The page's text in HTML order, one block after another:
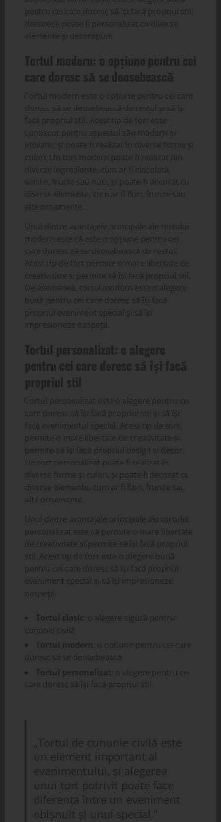
pentru cei care doresc să își facă propriul stil,
deoarece poate fi personalizat cu diverse
elemente și decorațiuni.
Tortul modern: o opțiune pentru cei
care doresc să se deosebească
Tortul modern este o opțiune pentru cei care
doresc să se deosebească de restul și să își
facă propriul stil. Acest tip de tort este
cunoscut pentru aspectul său modern și
inovativ, și poate fi realizat în diverse forme și
culori. Un tort modern poate fi realizat din
diverse ingrediente, cum ar fi ciocolată,
vanilie, fructe sau nuci, și poate fi decorat cu
diverse elemente, cum ar fi flori, frunze sau
alte ornamente.
Unul dintre avantajele principale ale tortului
modern este că este o opțiune pentru cei
care doresc să se deosebească de restul.
Acest tip de tort permite o mare libertate de
creativitate și permite să își facă propriul stil.
De asemenea, tortul modern este o alegere
bună pentru cei care doresc să își facă
propriul eveniment special și să își
impresioneze oaspeții.
Tortul personalizat: o alegere
pentru cei care doresc să își facă
propriul stil
Tortul personalizat este o alegere pentru cei
care doresc să își facă propriul stil și să își
facă evenimentul special. Acest tip de tort
permite o mare libertate de creativitate și
permite să își facă propriul design și decor.
Un tort personalizat poate fi realizat în
diverse forme și culori, și poate fi decorat cu
diverse elemente, cum ar fi flori, frunze sau
alte ornamente.
Unul dintre avantajele principale ale tortului
personalizat este că permite o mare libertate
de creativitate și permite să își facă propriul
stil. Acest tip de tort este o alegere bună
pentru cei care doresc să își facă propriul
eveniment special și să își impresioneze
oaspeții.
Tortul clasic : o alegere sigură pentru
cununie civilă
Tortul modern : o opțiune pentru cei care
doresc să se deosebească
Tortul personalizat : o alegere pentru cei
care doresc să își facă propriul stil
„Tortul de cununie civilă este
un element important al
evenimentului, și alegerea
unui tort potrivit poate face
diferența între un eveniment
obișnuit și unul special.”